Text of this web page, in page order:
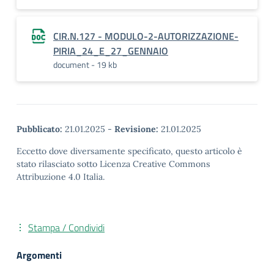
CIR.N.127 - MODULO-2-AUTORIZZAZIONE-
PIRIA_24_E_27_GENNAIO
document - 19 kb
Pubblicato: 21.01.2025 - Revisione: 21.01.2025
Eccetto dove diversamente specificato, questo articolo è
stato rilasciato sotto Licenza Creative Commons
Attribuzione 4.0 Italia.
Stampa / Condividi
Argomenti